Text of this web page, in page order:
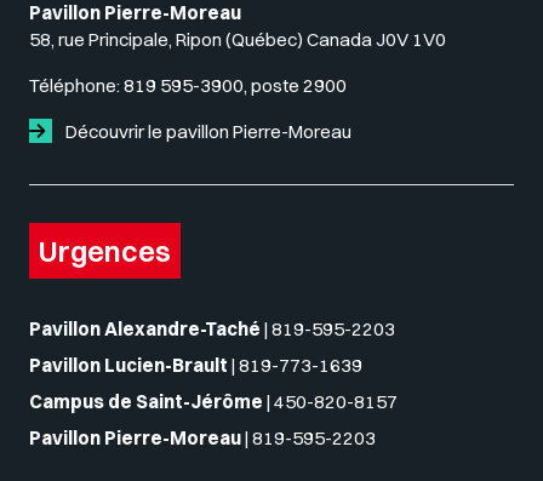
Pavillon Pierre-Moreau
58, rue Principale, Ripon (Québec) Canada J0V 1V0
Téléphone: 819 595-3900, poste 2900
Découvrir le pavillon Pierre-Moreau
Urgences
Pavillon Alexandre-Taché | 819-595-2203
Pavillon Lucien-Brault | 819-773-1639
Campus de Saint-Jérôme | 450-820-8157
Pavillon Pierre-Moreau| 819-595-2203